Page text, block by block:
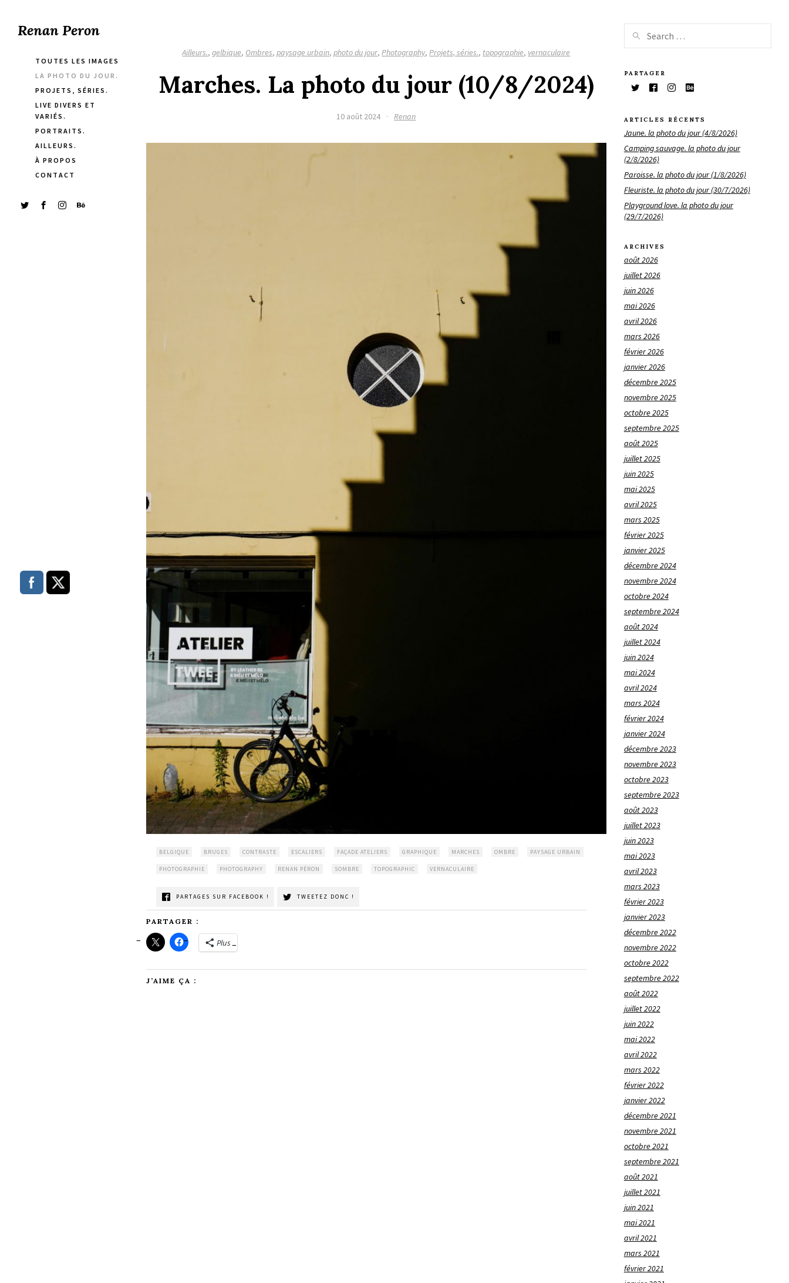
Renan Peron
TOUTES LES IMAGES
LA PHOTO DU JOUR.
PROJETS, SÉRIES.
LIVE DIVERS ET
VARIÉS.
PORTRAITS.
AILLEURS.
À PROPOS
CONTACT
Ailleurs.,gelbique, Ombres,paysage urbain,photo du jour,Photography,Projets, séries., topographie, vernaculaire
Marches. La photo du jour (10/8/2024)
10 août 2024 · Renan
BELGIQUE BRUGES CONTRASTE ESCALIERS FAÇADE ATELIERS GRAPHIQUE MARCHES OMBRE PAYSAGE URBAIN
PHOTOGRAPHIE PHOTOGRAPHY RENAN PÉRON SOMBRE TOPOGRAPHIC VERNACULAIRE
PARTAGES SUR FACEBOOK ! TWEETEZ DONC !
PARTAGER :
Plus
J’AIME ÇA :
PARTAGER
ARTICLES RÉCENTS
Jaune. la photo du jour (4/8/2026)
Camping sauvage. la photo du jour
(2/8/2026)
Paroisse. la photo du jour (1/8/2026)
Fleuriste. la photo du jour (30/7/2026)
Playground love. la photo du jour
(29/7/2026)
ARCHIVES
août 2026
juillet 2026
juin 2026
mai 2026
avril 2026
mars 2026
février 2026
janvier 2026
décembre 2025
novembre 2025
octobre 2025
septembre 2025
août 2025
juillet 2025
juin 2025
mai 2025
avril 2025
mars 2025
février 2025
janvier 2025
décembre 2024
novembre 2024
octobre 2024
septembre 2024
août 2024
juillet 2024
juin 2024
mai 2024
avril 2024
mars 2024
février 2024
janvier 2024
décembre 2023
novembre 2023
octobre 2023
septembre 2023
août 2023
juillet 2023
juin 2023
mai 2023
avril 2023
mars 2023
février 2023
janvier 2023
décembre 2022
novembre 2022
octobre 2022
septembre 2022
août 2022
juillet 2022
juin 2022
mai 2022
avril 2022
mars 2022
février 2022
janvier 2022
décembre 2021
novembre 2021
octobre 2021
septembre 2021
août 2021
juillet 2021
juin 2021
mai 2021
avril 2021
mars 2021
février 2021